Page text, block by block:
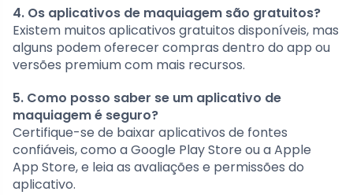
4. Os aplicativos de maquiagem são gratuitos?
Existem muitos aplicativos gratuitos disponíveis, mas
alguns podem oferecer compras dentro do app ou
versões premium com mais recursos.
5. Como posso saber se um aplicativo de
maquiagem é seguro?
Certifique-se de baixar aplicativos de fontes
confiáveis, como a Google Play Store ou a Apple
App Store, e leia as avaliações e permissões do
aplicativo.